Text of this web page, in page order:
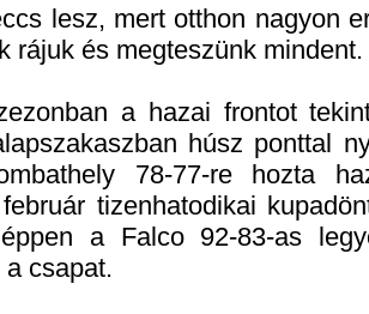
lesz, mert otthon nagyon
rájuk és megteszünk mindent.
a hazai frontot
húsz ponttal
78-77-re hozta
tizenhatodikai
a Falco 92-83-as
csapat.